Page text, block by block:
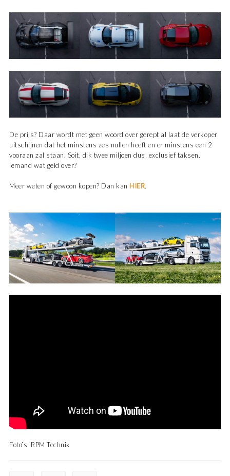
De prijs? Daar wordt met geen woord over gerept al laat de verkoper
uitschijnen dat het minstens zes nullen heeft en er minstens een 2
vooraan zal staan. Soit, dik twee miljoen dus, exclusief taksen.
Iemand wat geld over?
Meer weten of gewoon kopen? Dan kan HIER.
Foto’s: RPM Technik